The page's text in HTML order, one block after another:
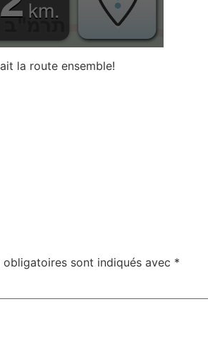
la route ensemble!
obligatoires sont indiqués avec *